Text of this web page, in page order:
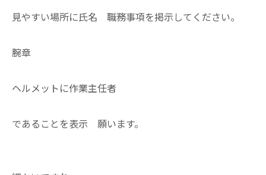
見やすい場所に氏名 職務事項を掲示してください。
腕章
ヘルメットに作業主任者
であることを表示 願います。